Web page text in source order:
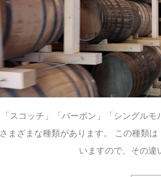
「スコッチ」「バーボン」「シングル
さまざまな種類があります。 この種類
いますので、その違